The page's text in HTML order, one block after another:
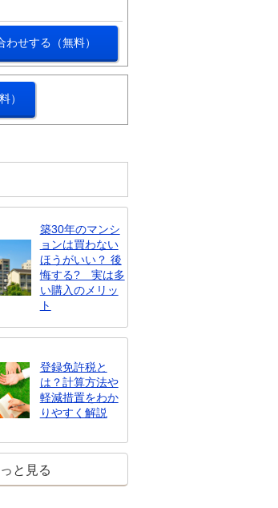
わせする（無料）
）
築30年のマンシ
ョンは買わない
ほうがいい？ 後
悔する? 実は多
い購入のメリッ
ト
登録免許税と
は？計算方法や
軽減措置をわか
りやすく解説
と見る